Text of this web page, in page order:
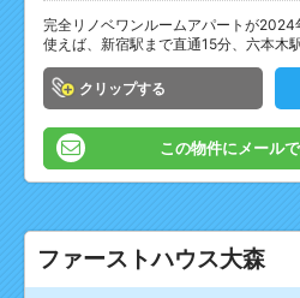
完全リノベワンルームアパートが2024
使えば、新宿駅まで直通15分、六本木
クリップ
この物件にメール
ファーストハウス大森